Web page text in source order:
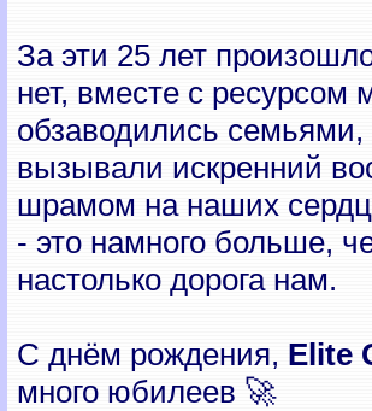
За эти 25 лет
нет, вместе с
обзаводились семьями,
вызывали искренний
шрамом на наших
- это намного больше,
настолько дорога нам.
С днём рождения, Elite
много юбилеев 🚀